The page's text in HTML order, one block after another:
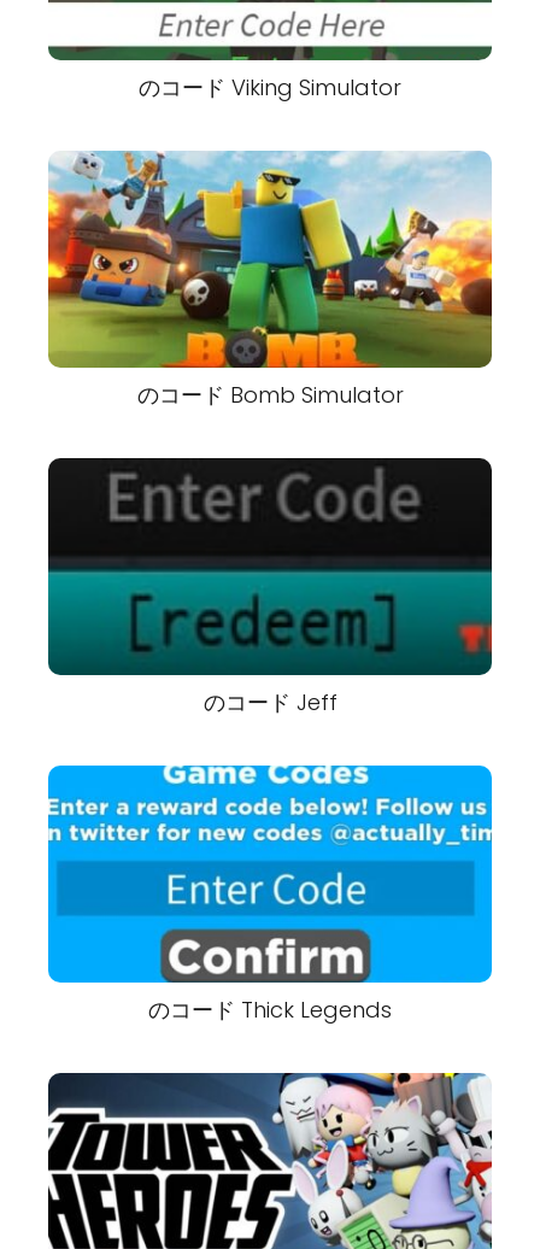
のコード Viking Simulator
のコード Bomb Simulator
のコード Jeff
のコード Thick Legends